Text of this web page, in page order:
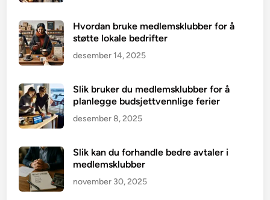
Hvordan bruke medlemsklubber for å
støtte lokale bedrifter
desember 14, 2025
Slik bruker du medlemsklubber for å
planlegge budsjettvennlige ferier
desember 8, 2025
Slik kan du forhandle bedre avtaler i
medlemsklubber
november 30, 2025